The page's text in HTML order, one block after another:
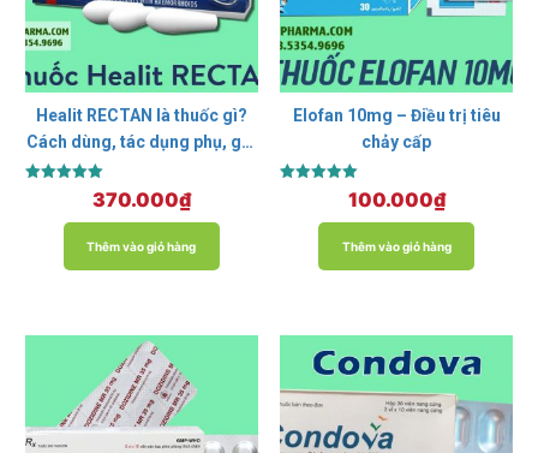
Healit RECTAN là thuốc gì?
Cách dùng, tác dụng phụ, giá
bao nhiêu?
Được xếp
5.00
370.000₫
Thêm vào giỏ hàng
Elofan 10mg – Điều trị tiêu
chảy cấp
Được xếp
5.00
100.000₫
Thêm vào giỏ hàng